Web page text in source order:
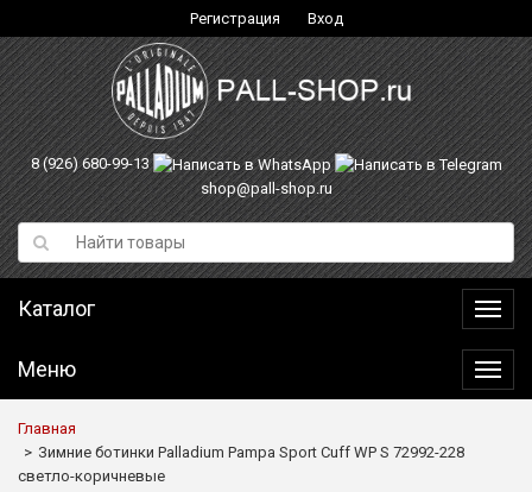
Регистрация Вход
8 (926) 680-99-13
shop@pall-shop.ru
Каталог
Меню
Меню
Главная
Зимние ботинки Palladium Pampa Sport Cuff WP S 72992-228
светло-коричневые